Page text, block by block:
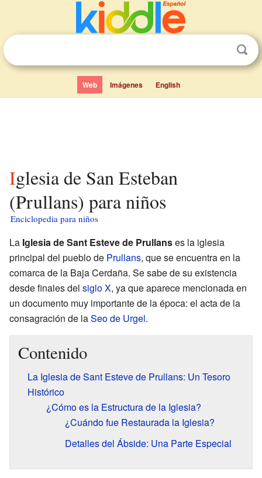
Web Imágenes English
Iglesia de San Esteban
(Prullans) para niños
Enciclopedia para niños
La Iglesia de Sant Esteve de Prullanses la iglesia
principal del pueblo de Prullans, que se encuentra en la
comarca de la Baja Cerdaña. Se sabe de su existencia
desde finales del siglo X, ya que aparece mencionada en
un documento muy importante de la época: el acta de la
consagración de laSeo de Urgel.
Contenido
La Iglesia de Sant Esteve de Prullans: Un Tesoro
Histórico
¿Cómo es la Estructura de la Iglesia?
¿Cuándo fue Restaurada la Iglesia?
Detalles del Ábside: Una Parte Especial